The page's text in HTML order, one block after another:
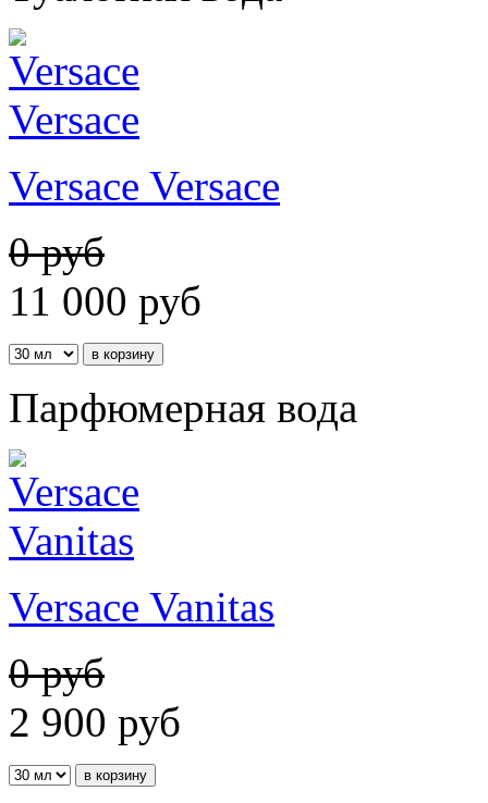
Versace Versace
0 руб
11 000 руб
Парфюмерная вода
Versace Vanitas
0 руб
2 900 руб